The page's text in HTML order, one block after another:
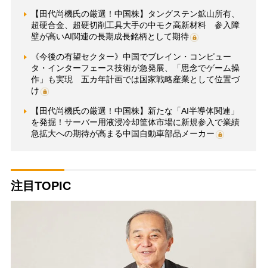
【田代尚機氏の厳選！中国株】タングステン鉱山所有、
超硬合金、超硬切削工具大手の中モク高新材料 参入障
壁が高いAI関連の長期成長銘柄として期待
《今後の有望セクター》中国でブレイン・コンピュー
タ・インターフェース技術が急発展、「思念でゲーム操
作」も実現 五カ年計画では国家戦略産業として位置づ
け
【田代尚機氏の厳選！中国株】新たな「AI半導体関連」
を発掘！サーバー用液浸冷却筐体市場に新規参入で業績
急拡大への期待が高まる中国自動車部品メーカー
注目TOPIC